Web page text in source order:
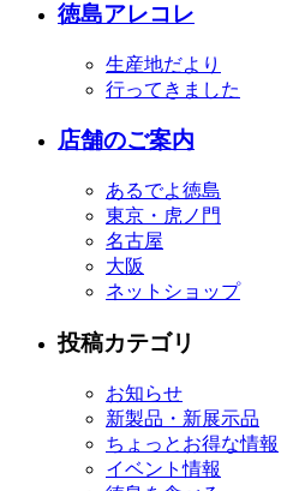
徳島アレコレ
生産地だより
行ってきました
店舗のご案内
あるでよ徳島
東京・虎ノ門
名古屋
大阪
ネットショップ
投稿カテゴリ
お知らせ
新製品・新展示品
ちょっとお得な情報
イベント情報